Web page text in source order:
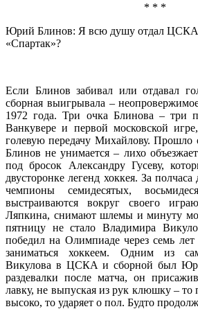
* * *
Юрий Блинов: Я всю душу отдал
«Спартак»?
Если Блинов забивал или отдавал
сборная выигрывала –
1972 года. Три очка Блинова – три
Ванкувере и первой московской
голевую передачу Михайлову. Прошло
Блинов не унимается – лихо
под бросок Александру Гусеву,
двусторонке легенд хоккея. За
чемпионы семидесятых,
выстраиваются вокруг своего
Ляпкина, снимают шлемы и минуту
пятницу не стало Владимира
победил на Олимпиаде через семь лет
заниматься хоккеем. Одним из
Викулова в ЦСКА и сборной был
раздевалки после матча, он
лавку, не выпуская из рук клюшку – то
высоко, то ударяет о пол. Будто